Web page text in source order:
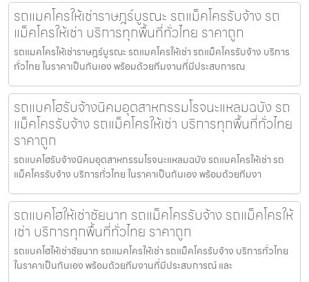
รถแมคโครให้เช่าราษฎร์บูรณะ รถแม็คโครรับจ้าง รถ
แม็คโครให้เช่า บริการทุกพื้นที่ทั่วไทย ราคาถูก
รถแมคโครให้เช่าราษฎร์บูรณะ รถแมคโครให้เช่า รถแม็คโครรับจ้าง บริการ
ทั่วไทย ในราคาเป็นกันเอง พร้อมด้วยทีมงานที่มีประสบการณ
รถแบคโฮรับจ้างนิคมอุตสาหกรรมโรจนะแหลมฉบัง รถ
แม็คโครรับจ้าง รถแม็คโครให้เช่า บริการทุกพื้นที่ทั่วไทย
ราคาถูก
รถแบคโฮรับจ้างนิคมอุตสาหกรรมโรจนะแหลมฉบัง รถแมคโครให้เช่า รถ
แม็คโครรับจ้าง บริการทั่วไทย ในราคาเป็นกันเอง พร้อมด้วยทีมงา
รถแบคโฮให้เช่าชัยนาท รถแม็คโครรับจ้าง รถแม็คโครให้
เช่า บริการทุกพื้นที่ทั่วไทย ราคาถูก
รถแบคโฮให้เช่าชัยนาท รถแมคโครให้เช่า รถแม็คโครรับจ้าง บริการทั่วไทย
ในราคาเป็นกันเอง พร้อมด้วยทีมงานที่มีประสบการณ์ และ